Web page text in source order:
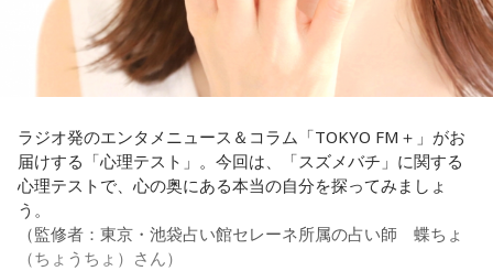
それを受け、有吉は「でもさ、この世界に入ったら俺だって
（若手の頃は）誰か分からない人にも一応挨拶するじゃな
い？ 何があるか分からないからさ」と持論を語ります。その
間は時代的に増えていますね」とリアルな実情を明かしま
す。
また、有吉は「吉本（興業）は縦がちゃんとしているじゃ
ん。それは養成所でもそういう教えがあるんだろうし、先輩
からも受け継がれるからだと思うんだよね」と他事務所と比
ラジオ発のエンタメニュース＆コラム「TOKYO FM＋」がお
届けする「心理テスト」。今回は、「スズメバチ」に関する
心理テストで、心の奥にある本当の自分を探ってみましょ
う。
（監修者：東京・池袋占い館セレーネ所属の占い師 蝶ちょ
（ちょうちょ）さん）